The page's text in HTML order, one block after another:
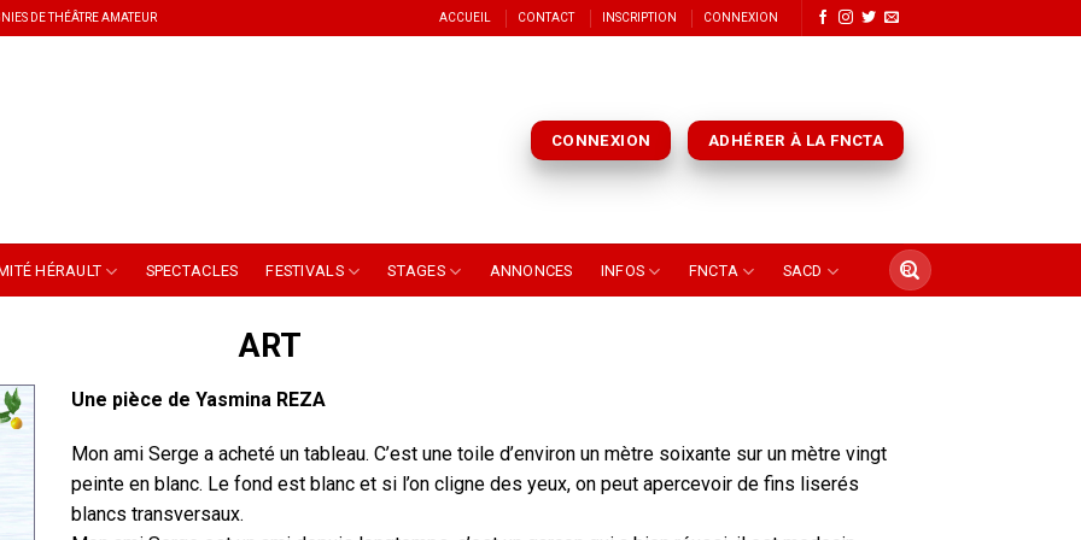
DE THÉÂTRE AMATEUR ACCUEIL CONTACT INSCRIPTION CONNEXION
CONNEXION ADHÉRER À LA FNCTA
HÉRAULT SPECTACLES FESTIVALS STAGES ANNONCES INFOS FNCTA SACD
ART
Une pièce de Yasmina REZA
Mon ami Serge a acheté un tableau. C’est une toile d’environ un mètre soixante sur un mètre vingt
peinte en blanc. Le fond est blanc et si l’on cligne des yeux, on peut apercevoir de fins liserés
blancs transversaux.